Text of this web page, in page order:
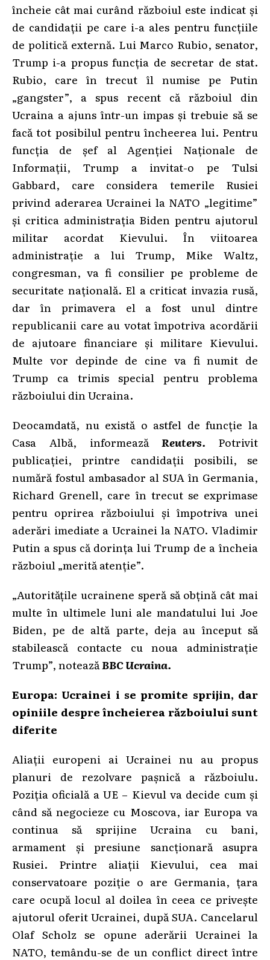
încheie cât mai curând războiul este indicat și
de candidații pe care i-a ales pentru funcțiile
de politică externă. Lui Marco Rubio, senator,
Trump i-a propus funcția de secretar de stat.
Rubio, care în trecut îl numise pe Putin
„gangster”, a spus recent că războiul din
Ucraina a ajuns într-un impas și trebuie să se
facă tot posibilul pentru încheerea lui. Pentru
funcția de șef al Agenției Naționale de
Informații, Trump a invitat-o pe Tulsi
Gabbard, care considera temerile Rusiei
privind aderarea Ucrainei la NATO „legitime”
și critica administrația Biden pentru ajutorul
militar acordat Kievului. În viitoarea
administrație a lui Trump, Mike Waltz,
congresman, va fi consilier pe probleme de
securitate națională. El a criticat invazia rusă,
dar în primavera el a fost unul dintre
republicanii care au votat împotriva acordării
de ajutoare financiare și militare Kievului.
Multe vor depinde de cine va fi numit de
Trump ca trimis special pentru problema
războiului din Ucraina.
Deocamdată, nu există o astfel de funcție la
Casa Albă, informează
Reuters. Potrivit
publicației, printre candidații posibili, se
numără fostul ambasador al SUA în Germania,
Richard Grenell, care în trecut se exprimase
pentru oprirea războiului și împotriva unei
aderări imediate a Ucrainei la NATO. Vladimir
Putin a spus că dorința lui Trump de a încheia
războiul „merită atenție”.
„Autoritățile ucrainene speră să obțină cât mai
multe în ultimele luni ale mandatului lui Joe
Biden, pe de altă parte, deja au început să
stabilească contacte cu noua administrație
Trump”, notează BBC Ucraina.
Europa: Ucrainei i se promite sprijin, dar
opiniile despre încheierea războiului sunt
diferite
Aliații europeni ai Ucrainei nu au propus
planuri de rezolvare pașnică a războiulu.
Poziția oficială a UE – Kievul va decide cum și
când să negocieze cu Moscova, iar Europa va
continua să sprijine Ucraina cu bani,
armament și presiune sancționară asupra
Rusiei. Printre aliații Kievului, cea mai
conservatoare poziție o are Germania, țara
care ocupă locul al doilea în ceea ce privește
ajutorul oferit Ucrainei, după SUA. Cancelarul
Olaf Scholz se opune aderării Ucrainei la
NATO, temându-se de un conflict direct între